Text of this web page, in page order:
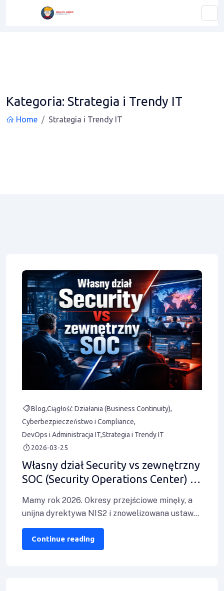
Kategoria: Strategia i Trendy IT
Home Strategia i Trendy IT
Blog Ciągłość Działania (Business Continuity)
Cyberbezpieczeństwo i Compliance
DevOps i Administracja ITStrategia i Trendy IT
2026-03-25
Własny dział Security vs zewnętrzny
SOC (Security Operations Center) –
dla polskiego MŚP
Mamy rok 2026. Okresy przejściowe minęły, a
unijna dyrektywa NIS2 i znowelizowana ustawa
o Krajowym Systemie Cyberbezpieczeństwa
(KSC) działają na
Continue reading